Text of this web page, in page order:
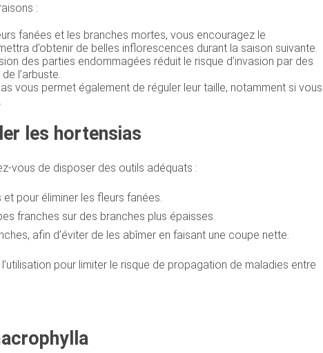
:
fanées et les branches mortes, vous encouragez le
d’obtenir de belles inflorescences durant la saison suivante.
des parties endommagées réduit le risque d’invasion par des
l’arbuste.
vous permet également de réguler leur taille, notamment si vous
les hortensias
vous de disposer des outils adéquats :
pour éliminer les fleurs fanées.
franches sur des branches plus épaisses.
afin d’éviter de les abîmer en faisant une coupe nette.
pour limiter le risque de propagation de maladies entre